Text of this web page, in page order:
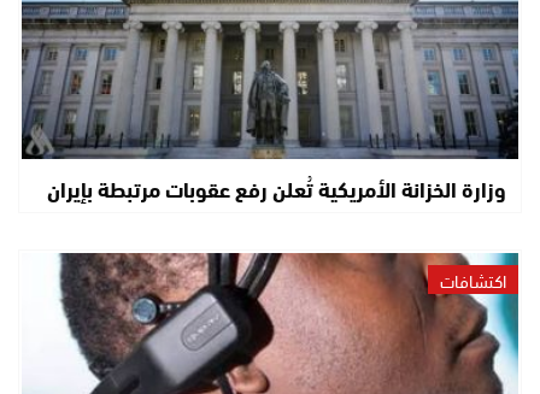
وزارة الخزانة الأمريكية تُعلن رفع عقوبات مرتبطة بإيران
اكتشافات